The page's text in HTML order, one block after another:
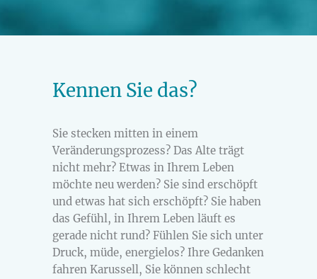
Kennen Sie das?
Sie stecken mitten in einem
Veränderungsprozess? Das Alte trägt
nicht mehr? Etwas in Ihrem Leben
möchte neu werden? Sie sind erschöpft
und etwas hat sich erschöpft? Sie haben
das Gefühl, in Ihrem Leben läuft es
gerade nicht rund? Fühlen Sie sich unter
Druck, müde, energielos? Ihre Gedanken
fahren Karussell, Sie können schlecht